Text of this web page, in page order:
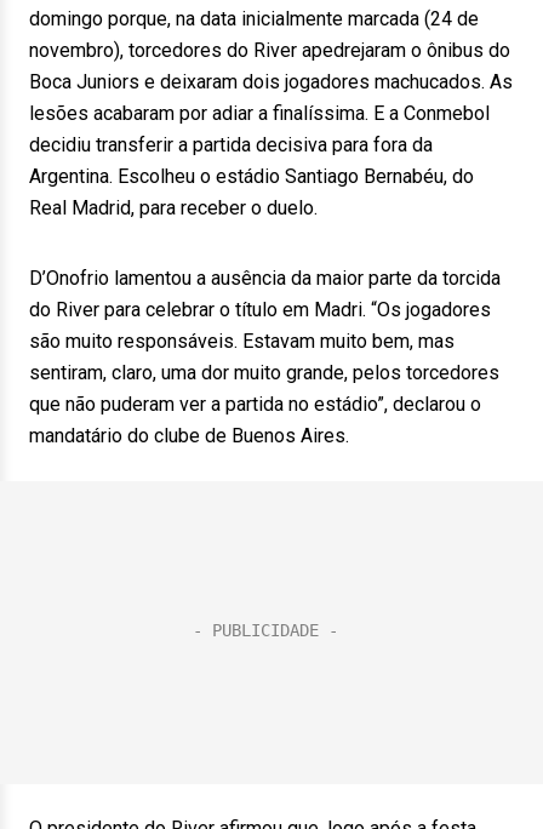
domingo porque, na data inicialmente marcada (24 de
novembro), torcedores do River apedrejaram o ônibus do
Boca Juniors e deixaram dois jogadores machucados. As
lesões acabaram por adiar a finalíssima. E a Conmebol
decidiu transferir a partida decisiva para fora da
Argentina. Escolheu o estádio Santiago Bernabéu, do
Real Madrid, para receber o duelo.
D’Onofrio lamentou a ausência da maior parte da torcida
do River para celebrar o título em Madri. “Os jogadores
são muito responsáveis. Estavam muito bem, mas
sentiram, claro, uma dor muito grande, pelos torcedores
que não puderam ver a partida no estádio”, declarou o
mandatário do clube de Buenos Aires.